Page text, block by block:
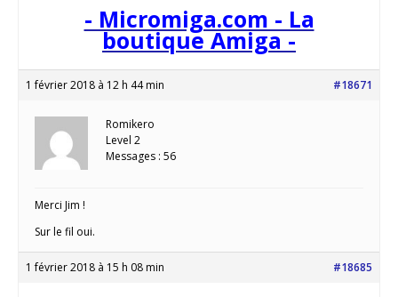
- Micromiga.com - La
boutique Amiga -
1 février 2018 à 12 h 44 min #18671
Romikero
Level 2
Messages : 56
Merci Jim !
Sur le fil oui.
1 février 2018 à 15 h 08 min #18685